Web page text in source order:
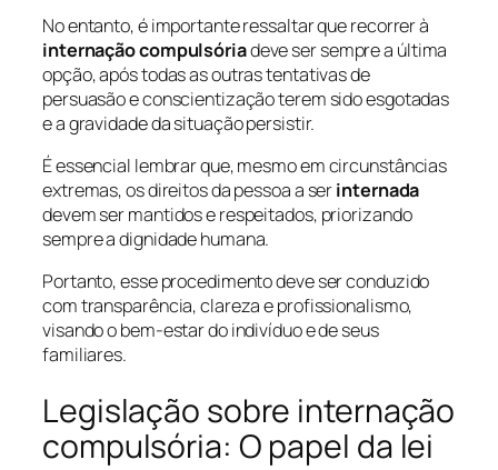
No entanto, é importante ressaltar que recorrer à
internação compulsóriadeve ser sempre a última
opção, após todas as outras tentativas de
persuasão e conscientização terem sido esgotadas
e a gravidade da situação persistir.
É essencial lembrar que, mesmo em circunstâncias
extremas, os direitos da pessoa a serinternada
devem ser mantidos e respeitados, priorizando
sempre a dignidade humana.
Portanto, esse procedimento deve ser conduzido
com transparência, clareza e profissionalismo,
visando o bem-estar do indivíduo e de seus
familiares.
Legislação sobre internação
compulsória: O papel da lei